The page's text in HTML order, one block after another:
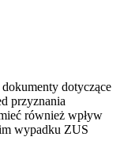
dotyczące
przyznania
również wpływ
wypadku ZUS